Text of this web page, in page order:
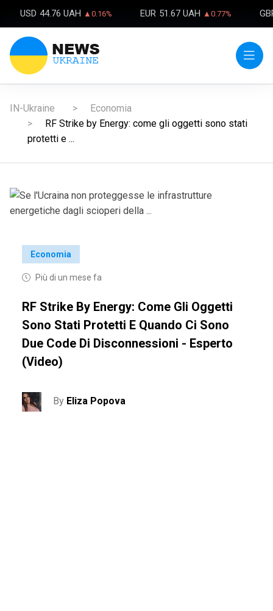
USD 44.76 UAH ▲0.16% EUR 51.67 UAH ▲0.77%
IN-Ukraine
Economia
RF Strike by Energy: come gli oggetti sono stati
protetti e ...
Economia
Più di un mese fa
RF Strike By Energy: Come Gli Oggetti
Sono Stati Protetti E Quando Ci Sono
Due Code Di Disconnessioni - Esperto
(video)
By Eliza Popova